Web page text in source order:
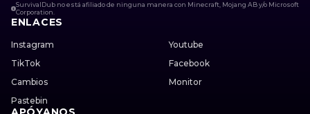
SurvivalDub no está afiliado de ninguna manera con Minecraft, Mojang AB y/o Microsoft
Corporation.
ENLACES
Instagram
Youtube
TikTok
Facebook
Cambios
Monitor
Pastebin